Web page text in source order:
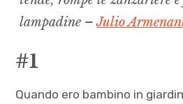
lampadine –Julio
#1
Quando ero bambino in